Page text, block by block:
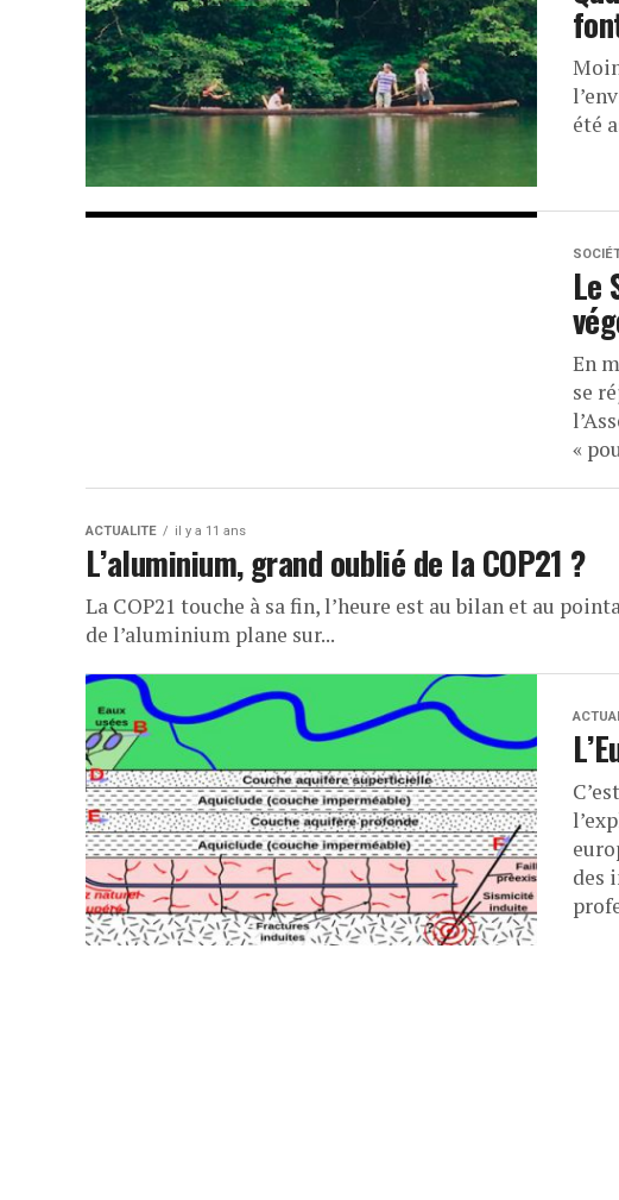
été
Le
En
se
«
ACTUALITE il y a 11 ans
L’aluminium, grand oublié de la COP21 ?
La COP21 touche à sa fin, l’heure est au bilan et au
de l’aluminium plane sur...
des